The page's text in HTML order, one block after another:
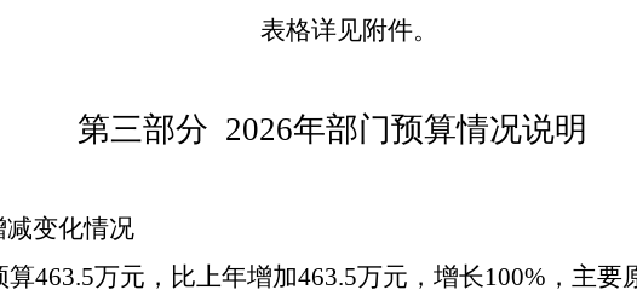
表格详见附件。
第三部分 2026年部门预算情况说明
变化情况
算463.5万元，比上年增加463.5万元，增长100%，主要